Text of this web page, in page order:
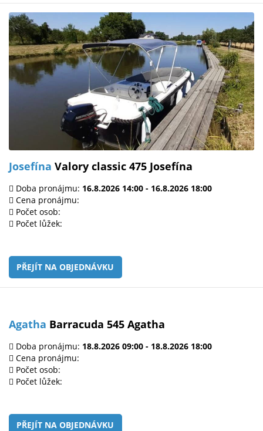
Josefína Valory classic 475 Josefína
Doba pronájmu: 16.8.2026 14:00 - 16.8.2026 18:00
Cena pronájmu:
Počet osob:
Počet lůžek:
PŘEJÍT NA OBJEDNÁVKU
Agatha Barracuda 545 Agatha
Doba pronájmu: 18.8.2026 09:00 - 18.8.2026 18:00
Cena pronájmu:
Počet osob:
Počet lůžek:
PŘEJÍT NA OBJEDNÁVKU